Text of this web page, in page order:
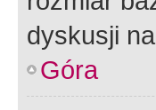
dyskusji
Góra